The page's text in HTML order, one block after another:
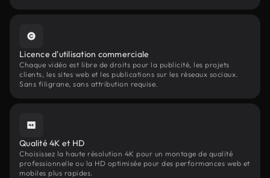
Licence d'utilisation commerciale
Chaque vidéo est libre de droits pour la publicité, les projets
clients, les sites web et les publications sur les réseaux sociaux.
Sans filigrane, sans attribution requise.
Qualité 4K et HD
Choisissez la haute résolution 4K pour un montage de qualité
professionnelle ou la HD optimisée pour des performances web et
mobiles plus rapides.